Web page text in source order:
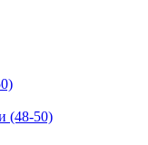
(48-50)